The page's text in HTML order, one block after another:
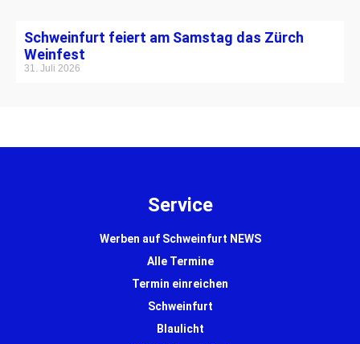
Schweinfurt feiert am Samstag das Zürch
Weinfest
31. Juli 2026
Service
Werben auf Schweinfurt NEWS
Alle Termine
Termin einreichen
Schweinfurt
Blaulicht